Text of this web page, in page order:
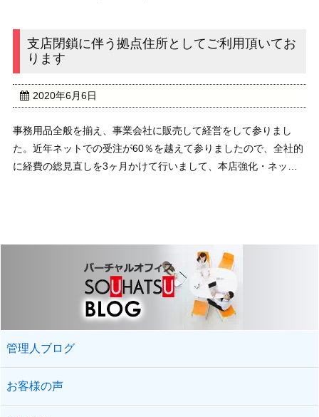
し代替案として5年間住所と電話番号を残し,5年後...
支店閉鎖に伴う拠点住所としてご利用頂いてお
ります
2020年6月6日
事務用品全般を揃え、事業会社に販売して経営をして参りまし
た。近年ネットでの受注が60％を越えて参りましたので、全社的
に経費の総見直しを3ヶ月かけて行いまして、本店強化・ネット
管理人ブログ
お客様の声